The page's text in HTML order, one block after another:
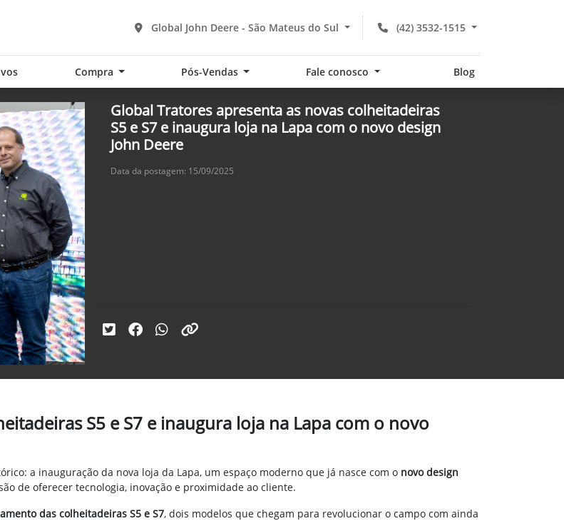
(42) 3532-1515
Global John Deere - São Mateus do Sul
Compra Pós-Vendas Fale conosco Blog
Global Tratores apresenta as novas colheitadeiras
S5 e S7 e inaugura loja na Lapa com o novo design
John Deere
Data da postagem: 15/09/2025
S5 e S7 e inaugura loja na Lapa com o novo
a inauguração da nova loja da Lapa, um espaço moderno que já nasce com o novo design
de oferecer tecnologia, inovação e proximidade ao cliente.
das colheitadeiras S5 e S7, dois modelos que chegam para revolucionar o campo com ainda